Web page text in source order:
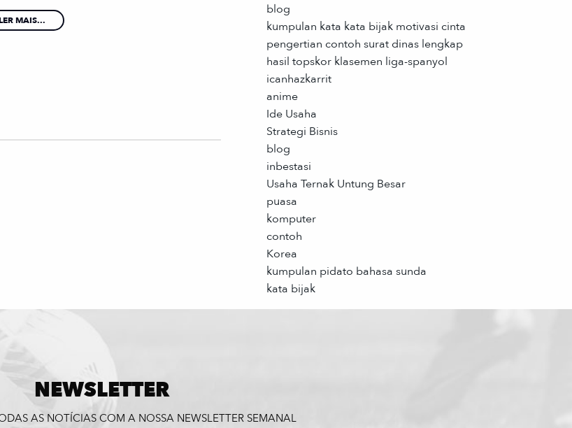
MAIS...
blog
kumpulan kata kata bijak motivasi cinta
pengertian contoh surat dinas lengkap
hasil topskor klasemen liga-spanyol
icanhazkarrit
anime
Ide Usaha
Strategi Bisnis
blog
inbestasi
Usaha Ternak Untung Besar
puasa
komputer
contoh
Korea
kumpulan pidato bahasa sunda
kata bijak
NEWSLETTER
AS NOTÍCIAS COM A NOSSA NEWSLETTER SEMANAL